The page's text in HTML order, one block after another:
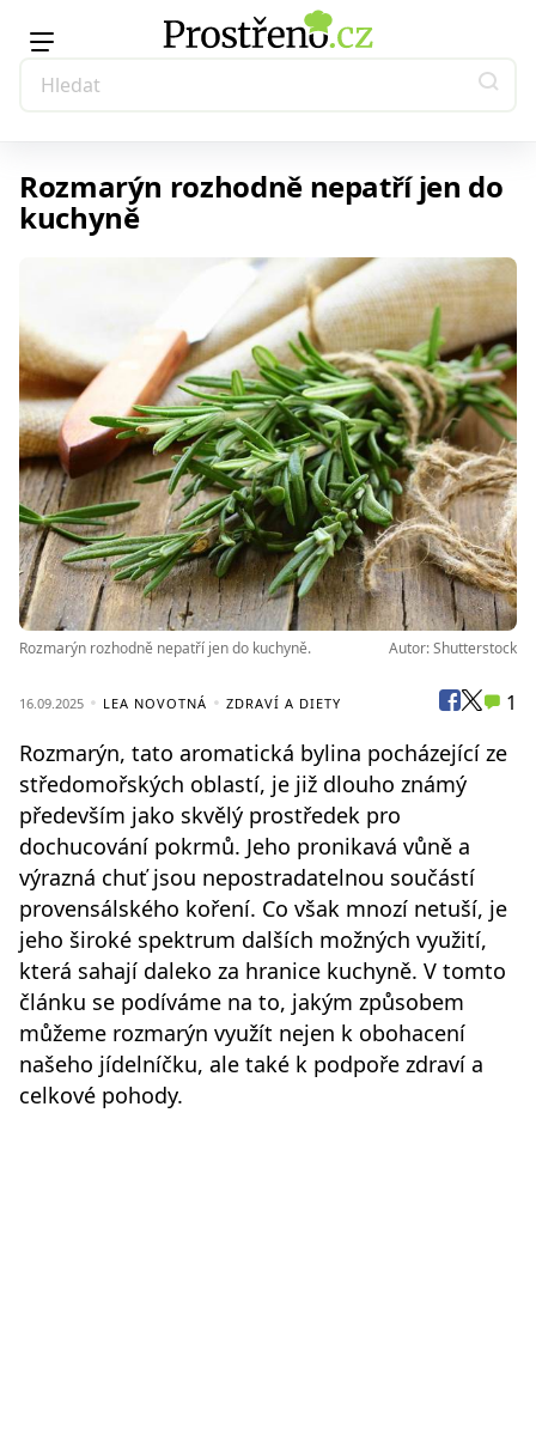
Rozmarýn rozhodně nepatří jen do
kuchyně
Rozmarýn rozhodně nepatří jen do kuchyně. Autor: Shutterstock
16.09.2025 LEA NOVOTNÁ ZDRAVÍ A DIETY 1
Rozmarýn, tato aromatická bylina pocházející ze
středomořských oblastí, je již dlouho známý
především jako skvělý prostředek pro
dochucování pokrmů. Jeho pronikavá vůně a
výrazná chuť jsou nepostradatelnou součástí
provensálského koření. Co však mnozí netuší, je
jeho široké spektrum dalších možných využití,
která sahají daleko za hranice kuchyně. V tomto
článku se podíváme na to, jakým způsobem
můžeme rozmarýn využít nejen k obohacení
našeho jídelníčku, ale také k podpoře zdraví a
celkové pohody.